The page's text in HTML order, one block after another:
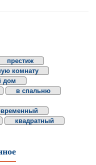
престиж
комнату
дом
в спальню
квадратный